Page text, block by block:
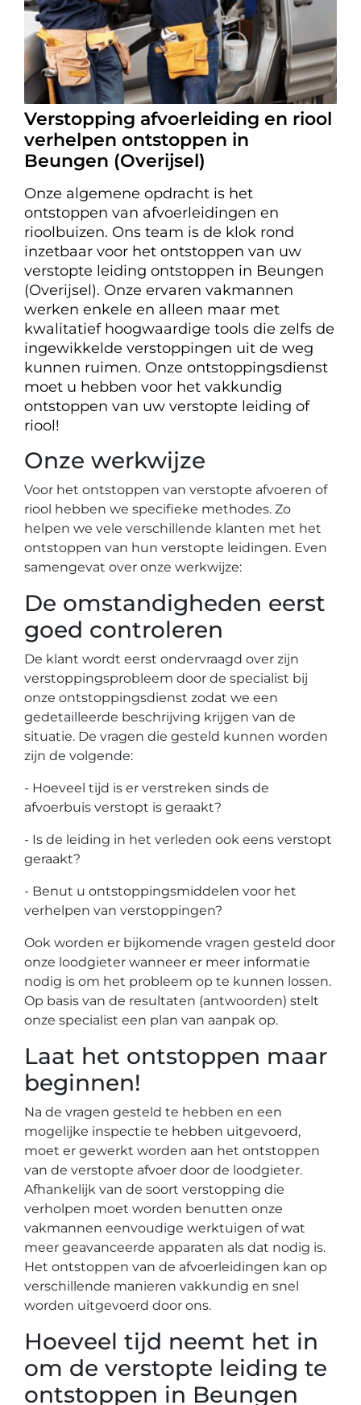
Verstopping afvoerleiding en riool
verhelpen ontstoppen in
Beungen (Overijsel)
Onze algemene opdracht is het
ontstoppen van afvoerleidingen en
rioolbuizen. Ons team is de klok rond
inzetbaar voor het ontstoppen van uw
verstopte leiding ontstoppen in Beungen
(Overijsel). Onze ervaren vakmannen
werken enkele en alleen maar met
kwalitatief hoogwaardige tools die zelfs de
ingewikkelde verstoppingen uit de weg
kunnen ruimen. Onze ontstoppingsdienst
moet u hebben voor het vakkundig
ontstoppen van uw verstopte leiding of
riool!
Onze werkwijze
Voor het ontstoppen van verstopte afvoeren of
riool hebben we specifieke methodes. Zo
helpen we vele verschillende klanten met het
ontstoppen van hun verstopte leidingen. Even
samengevat over onze werkwijze:
De omstandigheden eerst
goed controleren
De klant wordt eerst ondervraagd over zijn
verstoppingsprobleem door de specialist bij
onze ontstoppingsdienst zodat we een
gedetailleerde beschrijving krijgen van de
situatie. De vragen die gesteld kunnen worden
zijn de volgende:
- Hoeveel tijd is er verstreken sinds de
afvoerbuis verstopt is geraakt?
- Is de leiding in het verleden ook eens verstopt
geraakt?
- Benut u ontstoppingsmiddelen voor het
verhelpen van verstoppingen?
Ook worden er bijkomende vragen gesteld door
onze loodgieter wanneer er meer informatie
nodig is om het probleem op te kunnen lossen.
Op basis van de resultaten (antwoorden) stelt
onze specialist een plan van aanpak op.
Laat het ontstoppen maar
beginnen!
Na de vragen gesteld te hebben en een
mogelijke inspectie te hebben uitgevoerd,
moet er gewerkt worden aan het ontstoppen
van de verstopte afvoer door de loodgieter.
Afhankelijk van de soort verstopping die
verholpen moet worden benutten onze
vakmannen eenvoudige werktuigen of wat
meer geavanceerde apparaten als dat nodig is.
Het ontstoppen van de afvoerleidingen kan op
verschillende manieren vakkundig en snel
worden uitgevoerd door ons.
Hoeveel tijd neemt het in
om de verstopte leiding te
ontstoppen in Beungen